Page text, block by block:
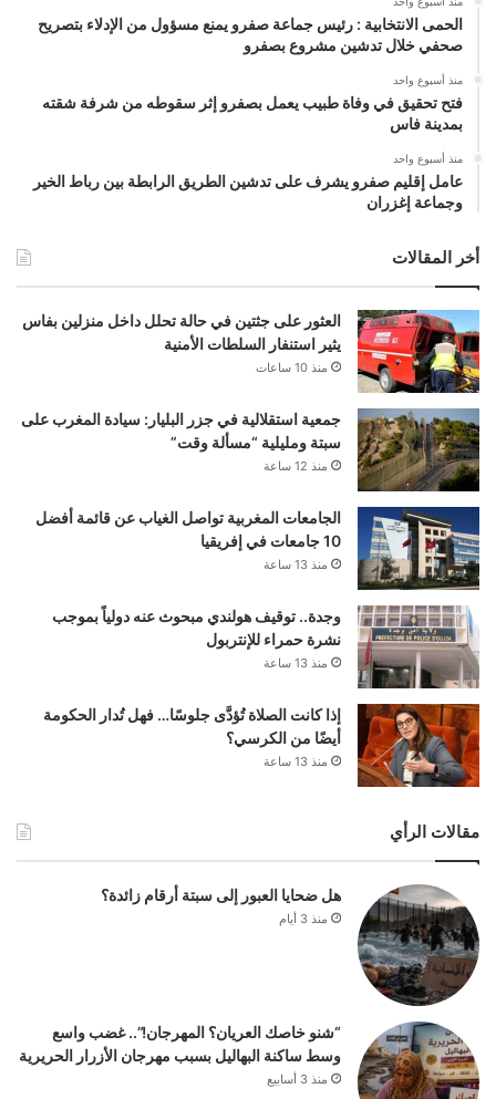
الحمى الانتخابية : رئيس جماعة صفرو يمنع مسؤول من الإدلاء بتصريح
صحفي خلال تدشين مشروع بصفرو
منذ أسبوع واحد
فتح تحقيق في وفاة طبيب يعمل بصفرو إثر سقوطه من شرفة شقته
بمدينة فاس
منذ أسبوع واحد
عامل إقليم صفرو يشرف على تدشين الطريق الرابطة بين رباط الخير
وجماعة إغزران
أخر المقالات
العثور على جثتين في حالة تحلل داخل منزلين بفاس
يثير استنفار السلطات الأمنية
منذ 10 ساعات
جمعية استقلالية في جزر البليار: سيادة المغرب على
سبتة ومليلية “مسألة وقت”
منذ 12 ساعة
الجامعات المغربية تواصل الغياب عن قائمة أفضل
10 جامعات في إفريقيا
منذ 13 ساعة
وجدة.. توقيف هولندي مبحوث عنه دولياً بموجب
نشرة حمراء للإنتربول
منذ 13 ساعة
إذا كانت الصلاة تُؤدَّى جلوسًا… فهل تُدار الحكومة
أيضًا من الكرسي؟
منذ 13 ساعة
مقالات الرأي
هل ضحايا العبور إلى سبتة أرقام زائدة؟
منذ 3 أيام
“شنو خاصك العريان؟ المهرجان!”.. غضب واسع
وسط ساكنة البهاليل بسبب مهرجان الأزرار الحريرية
منذ 3 أسابيع